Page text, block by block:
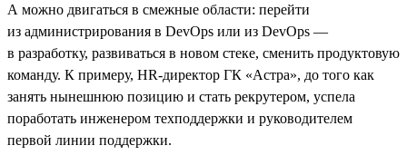
А можно двигаться в смежные области: перейти
из администрирования в DevOps или из DevOps —
в разработку, развиваться в новом стеке, сменить продуктовую
команду. К примеру, HR-директор ГК «Астра», до того как
занять нынешнюю позицию и стать рекрутером, успела
поработать инженером техподдержки и руководителем
первой линии поддержки.